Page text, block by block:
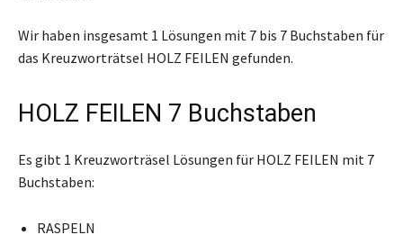
Wir haben insgesamt 1 Lösungen mit 7 bis 7 Buchstaben für
das Kreuzworträtsel HOLZ FEILEN gefunden.
HOLZ FEILEN 7 Buchstaben
Es gibt 1 Kreuzworträsel Lösungen für HOLZ FEILEN mit 7
Buchstaben:
RASPELN